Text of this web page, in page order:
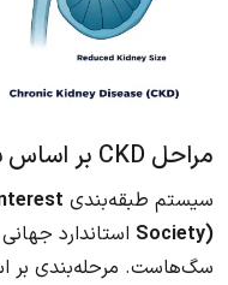
مراحل CKD بر اساس سیستم طبقه‌بندی IRIS
سیستم طبقه‌بندی
Society)